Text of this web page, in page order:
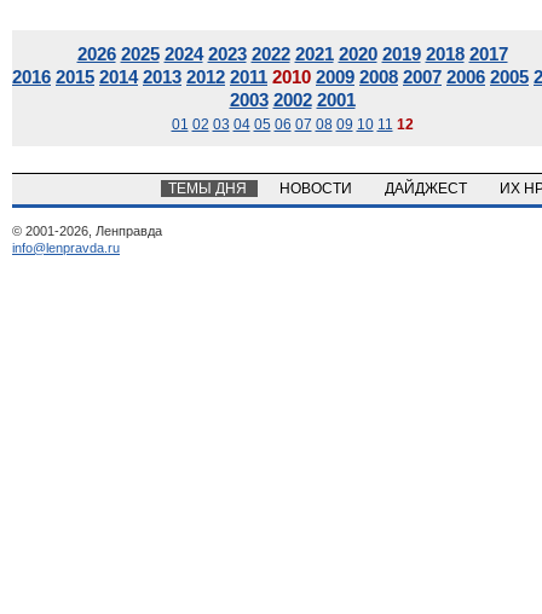
2026 2025 2024 2023 2022 2021 2020 2019 2018 2017
2016 2015 2014 2013 2012 2011 2010 2009 2008 2007 2006 2005
2003 2002 2001
01 02 03 04 05 06 07 08 09 10 11 12
ТЕМЫ ДНЯ НОВОСТИ ДАЙДЖЕСТ ИХ
© 2001-2026, Ленправда
info@lenpravda.ru